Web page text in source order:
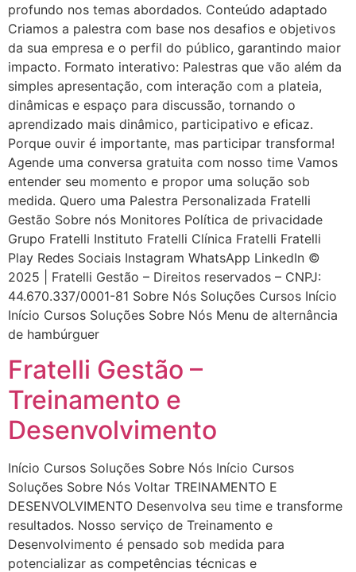
profundo nos temas abordados. Conteúdo adaptado
Criamos a palestra com base nos desafios e objetivos
da sua empresa e o perfil do público, garantindo maior
impacto. Formato interativo: Palestras que vão além da
simples apresentação, com interação com a plateia,
dinâmicas e espaço para discussão, tornando o
aprendizado mais dinâmico, participativo e eficaz.
Porque ouvir é importante, mas participar transforma!
Agende uma conversa gratuita com nosso time Vamos
entender seu momento e propor uma solução sob
medida. Quero uma Palestra Personalizada Fratelli
Gestão Sobre nós Monitores Política de privacidade
Grupo Fratelli Instituto Fratelli Clínica Fratelli Fratelli
Play Redes Sociais Instagram WhatsApp LinkedIn ©
2025 | Fratelli Gestão – Direitos reservados – CNPJ:
44.670.337/0001-81 Sobre Nós Soluções Cursos Início
Início Cursos Soluções Sobre Nós Menu de alternância
de hambúrguer
Fratelli Gestão –
Treinamento e
Desenvolvimento
Início Cursos Soluções Sobre Nós Início Cursos
Soluções Sobre Nós Voltar TREINAMENTO E
DESENVOLVIMENTO Desenvolva seu time e transforme
resultados. Nosso serviço de Treinamento e
Desenvolvimento é pensado sob medida para
potencializar as competências técnicas e